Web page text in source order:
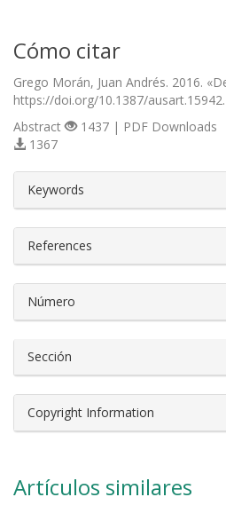
Cómo citar
Grego Morán, Juan Andrés. 2016.
https://doi.org/10.1387/ausart.15942.
Abstract
1437 | PDF Downloads
1367
Keywords
References
Número
Sección
Copyright Information
Artículos similares